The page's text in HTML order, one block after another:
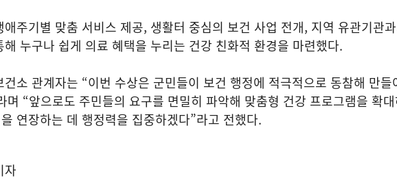
애주기별 맞춤 서비스 제공, 생활터 중심의 보건 사업 전개, 지역 유관기관
해 누구나 쉽게 의료 혜택을 누리는 건강 친화적 환경을 마련했다.
건소 관계자는 “이번 수상은 군민들이 보건 행정에 적극적으로 동참해 만들
며 “앞으로도 주민들의 요구를 면밀히 파악해 맞춤형 건강 프로그램을 확
연장하는 데 행정력을 집중하겠다”라고 전했다.
자